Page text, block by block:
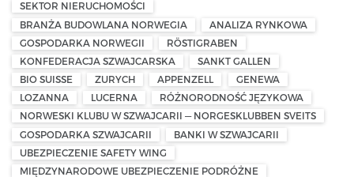
SEKTOR NIERUCHOMOŚCI
BRANŻA BUDOWLANA NORWEGIA
ANALIZA RYNKOWA
GOSPODARKA NORWEGII
RÖSTIGRABEN
KONFEDERACJA SZWAJCARSKA
SANKT GALLEN
BIO SUISSE
ZURYCH APPENZELL
GENEWA
LOZANNA
LUCERNA
RÓŻNORODNOŚĆ JĘZYKOWA
NORWESKI KLUBU W SZWAJCARII — NORGESKLUBBEN SVEITS
GOSPODARKA SZWAJCARII
BANKI W SZWAJCARII
UBEZPIECZENIE SAFETY WING
MIĘDZYNARODOWE UBEZPIECZENIE PODRÓŻNE